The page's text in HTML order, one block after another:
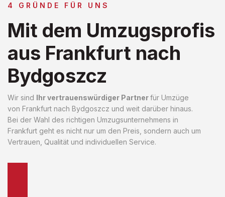
4 GRÜNDE FÜR UNS
Mit dem Umzugsprofis
aus Frankfurt nach
Bydgoszcz
Wir sind Ihr vertrauenswürdiger Partnerfür Umzüge
von Frankfurt nach Bydgoszcz und weit darüber hinaus.
Bei der Wahl des richtigen Umzugsunternehmens in
Frankfurt geht es nicht nur um den Preis, sondern auch um
Vertrauen, Qualität und individuellen Service.